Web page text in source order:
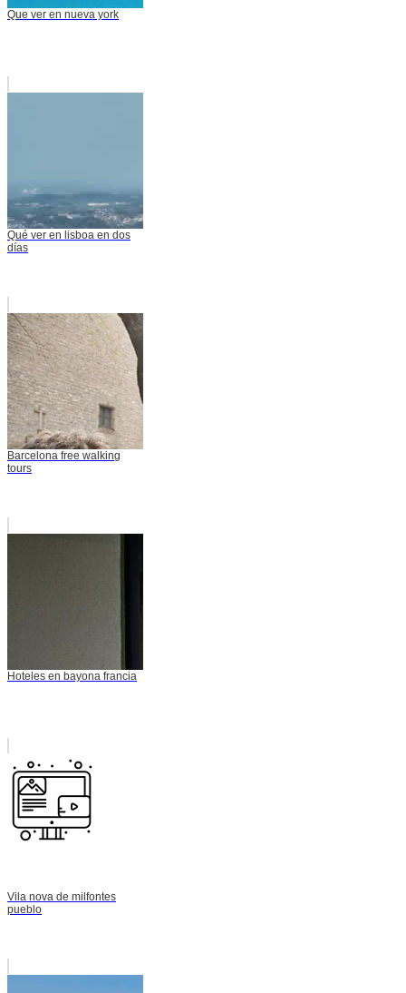
Que ver en nueva york
Qué ver en lisboa en dos
días
Barcelona free walking
tours
Hoteles en bayona francia
Vila nova de milfontes
pueblo